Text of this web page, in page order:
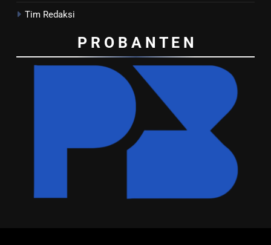
Tim Redaksi
P R O B A N T E N